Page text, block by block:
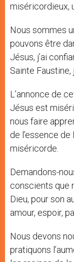
miséricordieux,
Nous sommes
pouvons être
Jésus, j’ai
Sainte Faustine,
L’annonce de
Jésus est
nous faire
de l’essence de
miséricorde.
Demandons-
conscients que
Dieu, pour son
amour, espoir,
Nous devons
pratiquons